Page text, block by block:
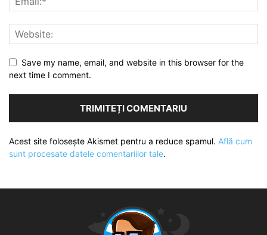
Save my name, email, and website in this browser for the
next time I comment.
Acest site folosește Akismet pentru a reduce spamul. Află cum
sunt procesate datele comentariilor tale.